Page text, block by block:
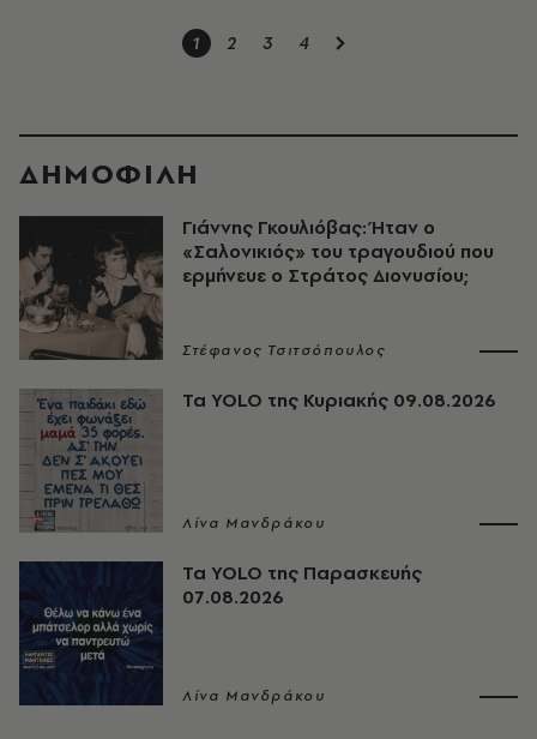
1 2 3 4
ΔΗΜΟΦΙΛΗ
Γιάννης Γκουλιόβας: Ήταν ο
«Σαλονικιός» του τραγουδιού που
ερμήνευε ο Στράτος Διονυσίου;
Στέφανος Τσιτσόπουλος
Τα YOLO της Κυριακής 09.08.2026
Λίνα Μανδράκου
Τα YOLO της Παρασκευής
07.08.2026
Λίνα Μανδράκου